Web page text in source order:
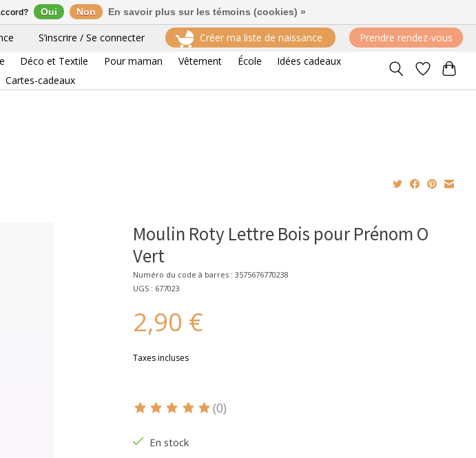
S’inscrire / Se connecter Créer ma liste de naissance
Prendre rendez-vous
Déco et Textile Pour maman Vêtement École
Idées cadeaux
Cartes-cadeaux
Moulin Roty Lettre Bois pour Prénom O
Vert
Numéro du code à barres : 3575676770238
UGS : 677023
2,90 €
Taxes incluses
Ce produit est évalué à
(0)
En stock
Oui Non En savoir plus sur les témoins (cookies) »